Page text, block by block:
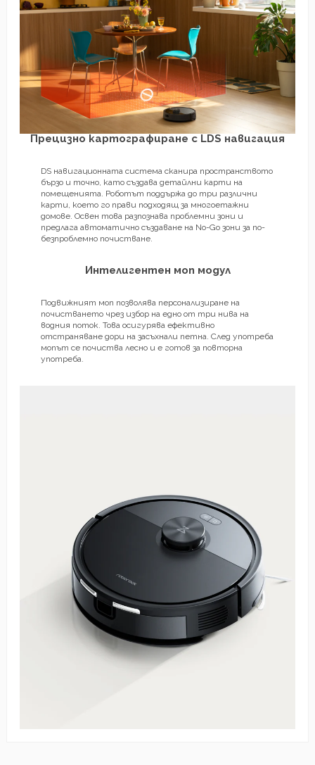
Прецизно картографиране с LDS навигация
DS навигационната система сканира пространството
бързо и точно, като създава детайлни карти на
помещенията. Роботът поддържа до три различни
карти, което го прави подходящ за многоетажни
домове. Освен това разпознава проблемни зони и
предлага автоматично създаване на No-Go зони за по-
безпроблемно почистване.
Интелигентен моп модул
Подвижният моп позволява персонализиране на
почистването чрез избор на едно от три нива на
водния поток. Това осигурява ефективно
отстраняване дори на засъхнали петна. След употреба
мопът се почиства лесно и е готов за повторна
употреба.